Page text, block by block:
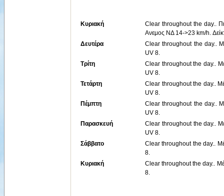
Κυριακή
Clear throughout the day..
Ανεμος ΝΔ 14->23 km/h.
Δευτέρα
Clear throughout the day..
UV 8.
Τρίτη
Clear throughout the day..
UV 8.
Τετάρτη
Clear throughout the day..
UV 8.
Πέμπτη
Clear throughout the day..
UV 8.
Παρασκευή
Clear throughout the day..
UV 8.
Σάββατο
Clear throughout the day..
8.
Κυριακή
Clear throughout the day..
8.